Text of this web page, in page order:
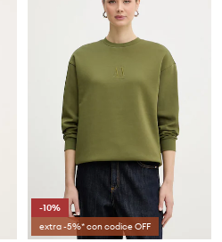
-10%
extra -5%* con codice OFF